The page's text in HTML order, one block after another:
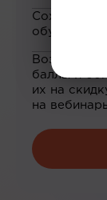
обучению
баллы и
их на
на